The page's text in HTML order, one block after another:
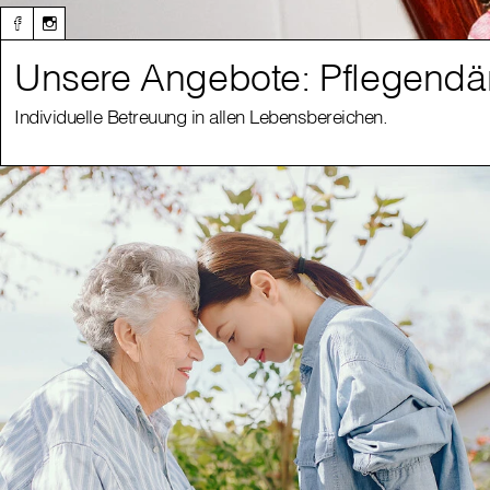
Unsere Angebote:
Individuelle Betreuung in allen Lebensbereichen.